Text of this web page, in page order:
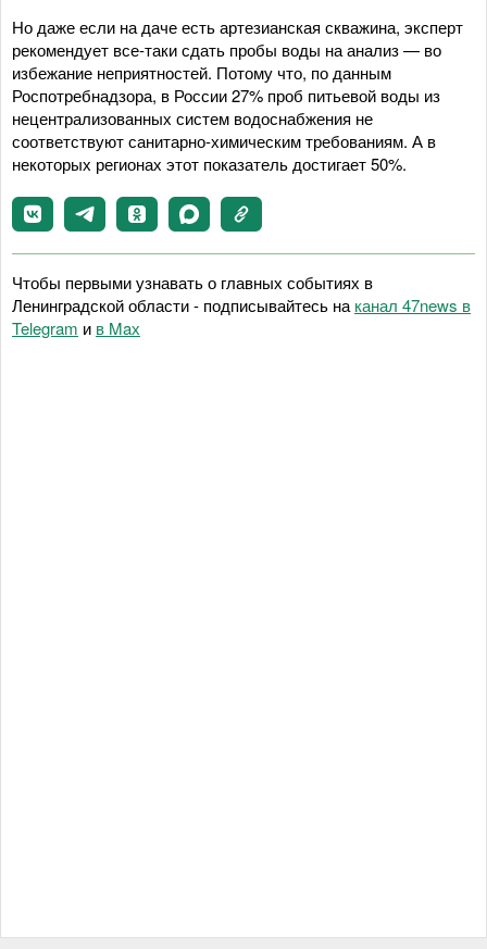
Но даже если на даче есть артезианская скважина, эксперт
рекомендует все-таки сдать пробы воды на анализ — во
избежание неприятностей. Потому что, по данным
Роспотребнадзора, в России 27% проб питьевой воды из
нецентрализованных систем водоснабжения не
соответствуют санитарно-химическим требованиям. А в
некоторых регионах этот показатель достигает 50%.
Чтобы первыми узнавать о главных событиях в
Ленинградской области - подписывайтесь на канал 47news в
Telegram и в Maх